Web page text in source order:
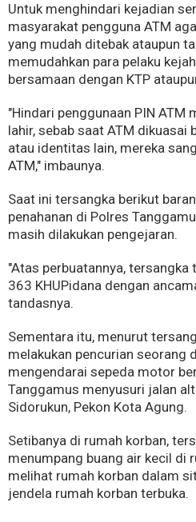
Untuk menghindari kejadian
masyarakat pengguna ATM
yang mudah ditebak ataupun
memudahkan para pelaku
bersamaan dengan KTP
"Hindari penggunaan PIN ATM
lahir, sebab saat ATM dikuasai
atau identitas lain, mereka
ATM," imbaunya.
Saat ini tersangka berikut
penahanan di Polres
masih dilakukan pengejaran.
"Atas perbuatannya, tersangka
363 KHUPidana dengan
tandasnya.
Sementara itu, menurut
melakukan pencurian seorang
mengendarai sepeda motor
Tanggamus menyusuri jalan
Sidorukun, Pekon Kota Agung.
Setibanya di rumah korban,
menumpang buang air kecil di
melihat rumah korban dalam
jendela rumah korban terbuka.